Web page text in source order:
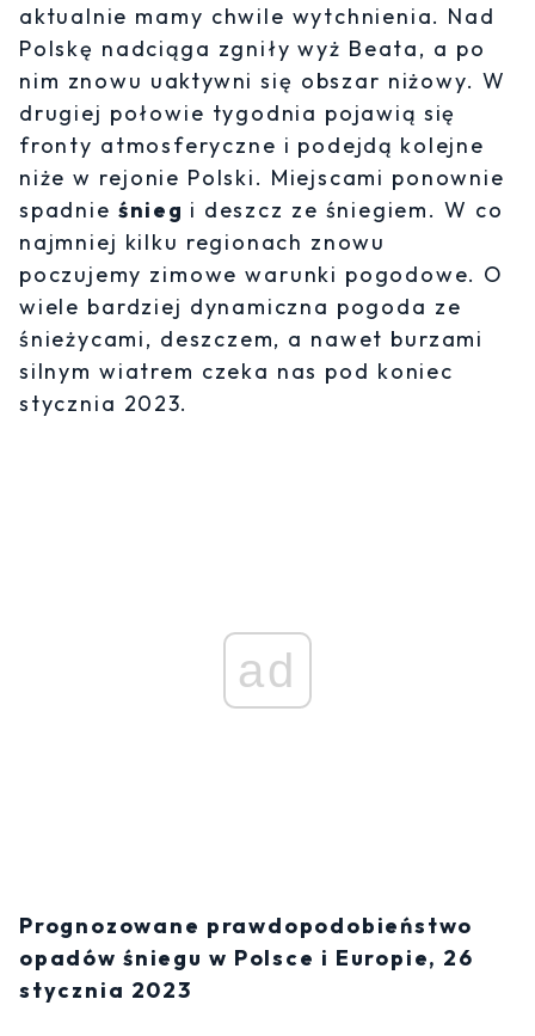
aktualnie mamy chwile wytchnienia. Nad
Polskę nadciąga zgniły wyż Beata, a po
nim znowu uaktywni się obszar niżowy. W
drugiej połowie tygodnia pojawią się
fronty atmosferyczne i podejdą kolejne
niże w rejonie Polski. Miejscami ponownie
spadnie śnieg i deszcz ze śniegiem. W co
najmniej kilku regionach znowu
poczujemy zimowe warunki pogodowe. O
wiele bardziej dynamiczna pogoda ze
śnieżycami, deszczem, a nawet burzami
silnym wiatrem czeka nas pod koniec
stycznia 2023.
ad
Prognozowane prawdopodobieństwo
opadów śniegu w Polsce i Europie, 26
stycznia 2023